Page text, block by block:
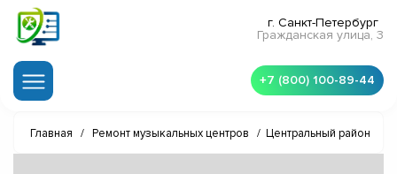
г. Санкт-Петербург
Гражданская улица, 3
+7 (800) 100-89-44
Главная / Ремонт музыкальных центров / Центральный район